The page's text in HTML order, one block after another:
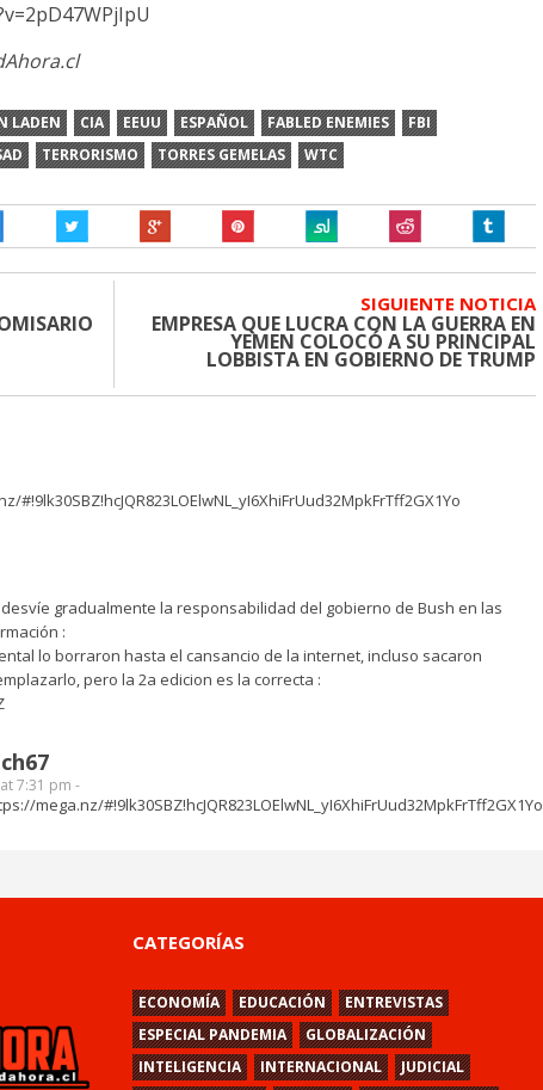
LADEN CIA EEUU ESPAÑOL FABLED ENEMIES
FBI
TERRORISMO TORRES GEMELAS WTC
SIGUIENTE NOTICIA
EMPRESA QUE LUCRA CON LA GUERRA EN
YEMEN COLOCÓ A SU PRINCIPAL
LOBBISTA EN GOBIERNO DE TRUMP
#!9lk30SBZ!hcJQR823LOElwNL_yI6XhiFrUud32MpkFrTff2GX1Yo
gradualmente la responsabilidad del gobierno de Bush en las
:
lo borraron hasta el cansancio de la internet, incluso sacaron
pero la 2a edicion es la correcta :
7:31 pm -
mega.nz/#!9lk30SBZ!hcJQR823LOElwNL_yI6XhiFrUud32MpkFrTff2GX1Yo
CATEGORÍAS
ECONOMÍA EDUCACIÓN
ENTREVISTAS
ESPECIAL PANDEMIA
GLOBALIZACIÓN
INTELIGENCIA
INTERNACIONAL
JUDICIAL